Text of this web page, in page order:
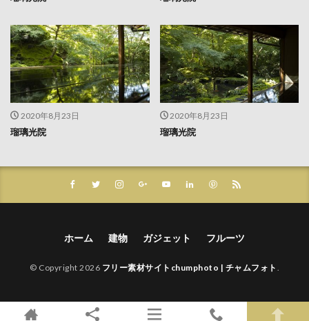
2020年8月23日
瑠璃光院
2020年8月23日
瑠璃光院
ホーム 建物 ガジェット フルーツ
© Copyright 2026 フリー素材サイトchumphoto | チャムフォト .